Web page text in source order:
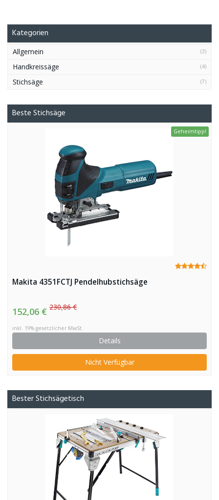
Kategorien
Allgemein (3)
Handkreissäge (4)
Stichsäge (7)
Beste Stichsäge
Geheimtipp!
Makita 4351FCTJ Pendelhubstichsäge
152,06 € 230,86 €
inkl. 19% gesetzlicher MwSt.
Details
Nicht Verfügbar
Bester Stichsägetisch